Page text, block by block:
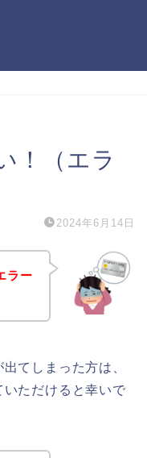
！（エラ
2024年6月14日
ラー
てしまった方は、
ただけると幸いで